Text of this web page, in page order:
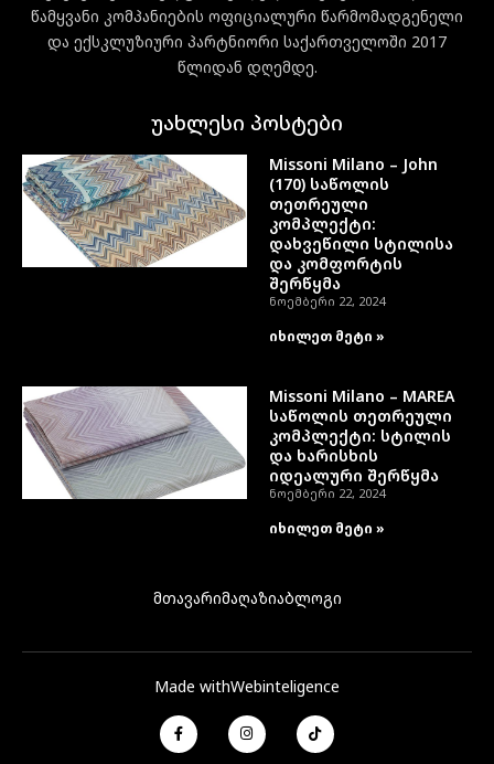
წამყვანი კომპანიების ოფიციალური წარმომადგენელი
და ექსკლუზიური პარტნიორი საქართველოში 2017
წლიდან დღემდე.
უახლესი პოსტები
Missoni Milano – John
(170) საწოლის
თეთრეული
კომპლექტი:
დახვეწილი სტილისა
და კომფორტის
შერწყმა
ნოემბერი 22, 2024
იხილეთ მეტი »
Missoni Milano – MAREA
საწოლის თეთრეული
კომპლექტი: სტილის
და ხარისხის
იდეალური შერწყმა
ნოემბერი 22, 2024
იხილეთ მეტი »
მთავარიმაღაზიაბლოგი
Made withWebinteligence